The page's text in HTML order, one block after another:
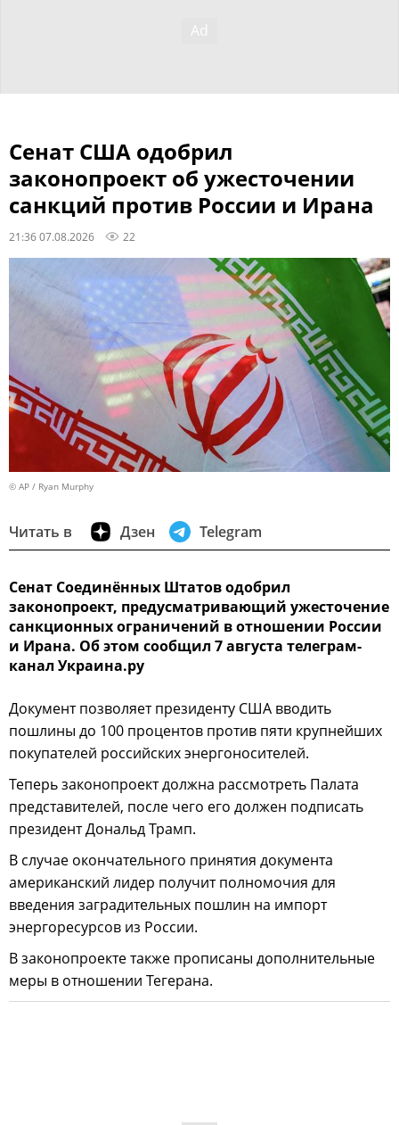
Сенат США одобрил
законопроект об ужесточении
санкций против России и Ирана
21:36 07.08.2026 22
© AP / Ryan Murphy
Читать в Дзен Telegram
Сенат Соединённых Штатов одобрил
законопроект, предусматривающий ужесточение
санкционных ограничений в отношении России
и Ирана. Об этом сообщил 7 августа телеграм-
канал Украина.ру
Документ позволяет президенту США вводить
пошлины до 100 процентов против пяти крупнейших
покупателей российских энергоносителей.
Теперь законопроект должна рассмотреть Палата
представителей, после чего его должен подписать
президент Дональд Трамп.
В случае окончательного принятия документа
американский лидер получит полномочия для
введения заградительных пошлин на импорт
энергоресурсов из России.
В законопроекте также прописаны дополнительные
меры в отношении Тегерана.